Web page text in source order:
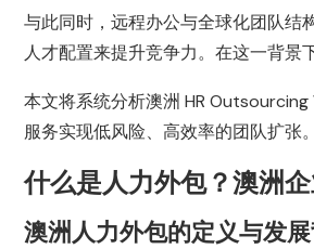
与此同时，远程办公与全球化团队结
人才配置来提升竞争力。在这一背景
本文将系统分析澳洲 HR
服务实现低风险、高效率的团队扩张。
什么是人力外包？澳洲
澳洲人力外包的定义与发